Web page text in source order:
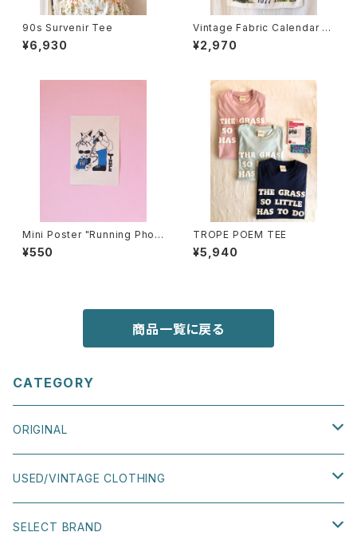
90s Survenir Tee
¥6,930
Vintage Fabric Calendar 19
77
¥2,970
Mini Poster "Running Phon
e"
¥550
TROPE POEM TEE
¥5,940
商品一覧に戻る
CATEGORY
ORIGINAL
TEE
SWEATSHIRT
USED/VINTAGE CLOTHING
TOPS
SELECT BRAND